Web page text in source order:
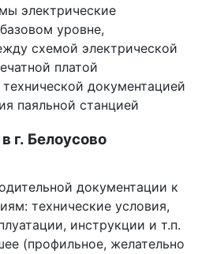
электрические
уровне,
схемой электрической
платой
документацией
паяльной станцией
г. Белоусово
документации к
технические условия,
инструкции и т.п.
(профильное, желательно